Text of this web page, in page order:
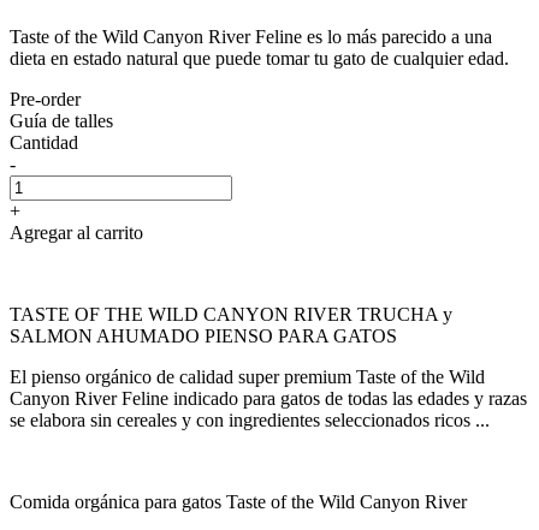
Taste of the Wild Canyon River Feline es lo más parecido a una
dieta en estado natural que puede tomar tu gato de cualquier edad.
Pre-order
Guía de talles
Cantidad
-
+
Agregar al carrito
TASTE OF THE WILD CANYON RIVER TRUCHA y
SALMON AHUMADO PIENSO PARA GATOS
El pienso orgánico de calidad super premium Taste of the Wild
Canyon River Feline indicado para gatos de todas las edades y razas
se elabora sin cereales y con ingredientes seleccionados ricos ...
Comida orgánica para gatos Taste of the Wild Canyon River